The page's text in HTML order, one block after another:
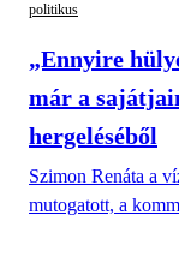
politikus
„Ennyire
már a
hergeléséből
Szimon Renáta a
mutogatott, a